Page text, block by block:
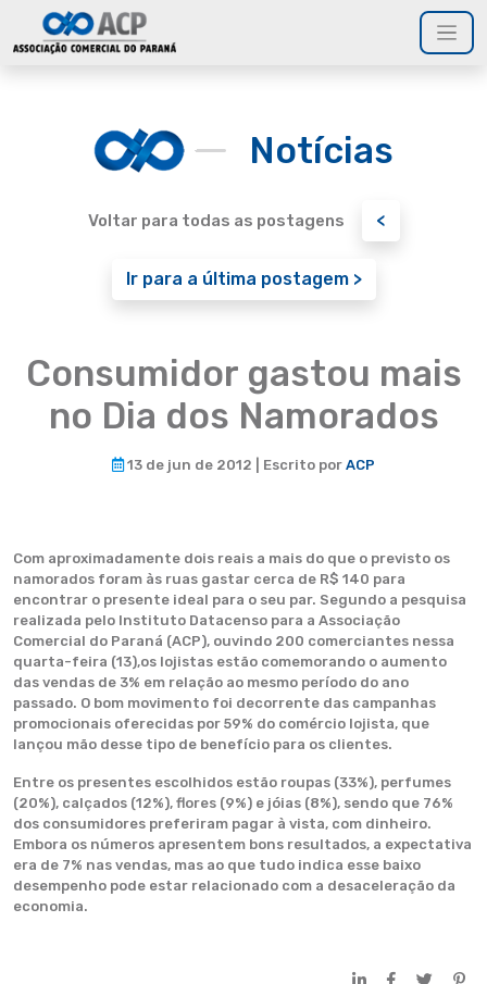
Notícias
Voltar para todas as postagens <
Ir para a última postagem >
Consumidor gastou mais
no Dia dos Namorados
13 de jun de 2012 | Escrito por ACP
Com aproximadamente dois reais a mais do que o previsto os
namorados foram às ruas gastar cerca de R$ 140 para
encontrar o presente ideal para o seu par. Segundo a pesquisa
realizada pelo Instituto Datacenso para a Associação
Comercial do Paraná (ACP), ouvindo 200 comerciantes nessa
quarta-feira (13),os lojistas estão comemorando o aumento
das vendas de 3% em relação ao mesmo período do ano
passado. O bom movimento foi decorrente das campanhas
promocionais oferecidas por 59% do comércio lojista, que
lançou mão desse tipo de benefício para os clientes.
Entre os presentes escolhidos estão roupas (33%), perfumes
(20%), calçados (12%), flores (9%) e jóias (8%), sendo que 76%
dos consumidores preferiram pagar à vista, com dinheiro.
Embora os números apresentem bons resultados, a expectativa
era de 7% nas vendas, mas ao que tudo indica esse baixo
desempenho pode estar relacionado com a desaceleração da
economia.